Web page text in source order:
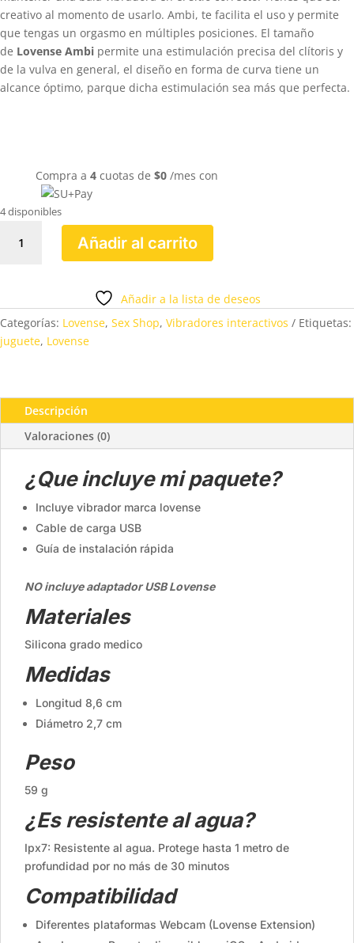
creativo al momento de usarlo. Ambi, te facilita el uso y permite
que tengas un orgasmo en múltiples posiciones. El tamaño
de Lovense Ambi permite una estimulación precisa del clítoris y
de la vulva en general, el diseño en forma de curva tiene un
alcance óptimo, parque dicha estimulación sea más que perfecta.
Compra a 4cuotas de $0 /mes con
4 disponibles
LOVENSE
Añadir al carrito
Añadir a la lista de deseos
Categorías: Lovense, Sex Shop, Vibradores interactivos
Etiquetas:
juguete, Lovense
Descripción
Valoraciones (0)
¿Que incluye mi paquete?
Incluye vibrador marca lovense
Cable de carga USB
Guía de instalación rápida
NO incluye adaptador USB Lovense
Materiales
Silicona grado medico
Medidas
Longitud 8,6 cm
Diámetro 2,7 cm
Peso
59 g
¿Es resistente al agua?
Ipx7: Resistente al agua. Protege hasta 1 metro de
profundidad por no más de 30 minutos
Compatibilidad
Diferentes plataformas Webcam (Lovense Extension)